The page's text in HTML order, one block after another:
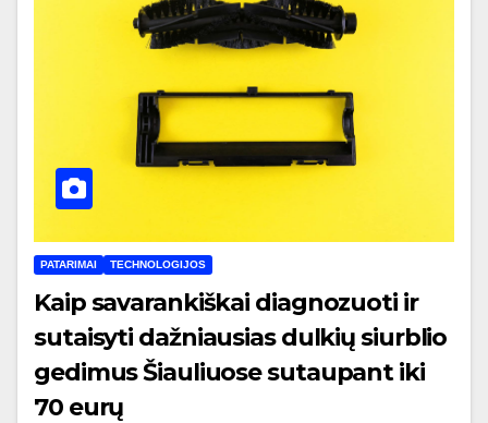
PATARIMAI TECHNOLOGIJOS
Kaip savarankiškai diagnozuoti ir
sutaisyti dažniausias dulkių siurblio
gedimus Šiauliuose sutaupant iki
70 eurų